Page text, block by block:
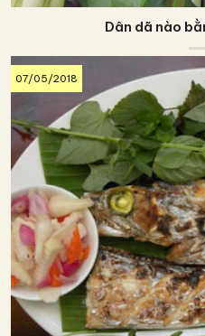
Dân dã nào
07/05/2018